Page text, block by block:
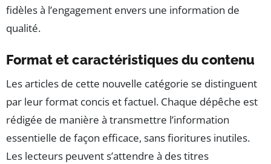
fidèles à l’engagement envers une information de
qualité.
Format et caractéristiques du contenu
Les articles de cette nouvelle catégorie se distinguent
par leur format concis et factuel. Chaque dépêche est
rédigée de manière à transmettre l’information
essentielle de façon efficace, sans fioritures inutiles.
Les lecteurs peuvent s’attendre à des titres